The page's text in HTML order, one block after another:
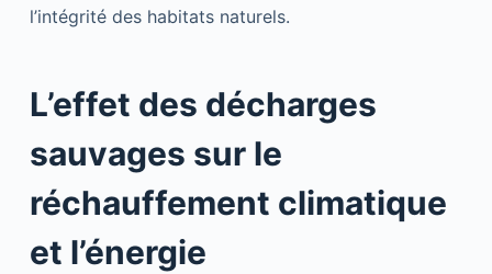
l’intégrité des habitats naturels.
L’effet des décharges
sauvages sur le
réchauffement climatique
et l’énergie